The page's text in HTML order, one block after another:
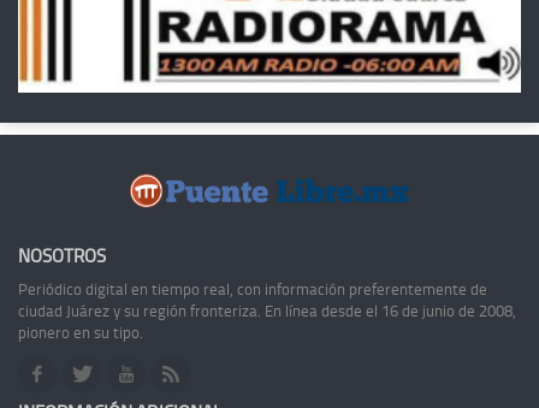
NOSOTROS
Periódico digital en tiempo real, con información preferentemente de
ciudad Juárez y su región fronteriza. En línea desde el 16 de junio de 2008,
pionero en su tipo.